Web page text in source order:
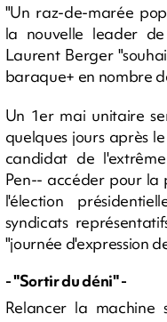
"Un raz-de-marée
la nouvelle leader
Laurent Berger
baraque+ en nombre
Un 1er mai unitaire
quelques jours après
candidat de
Pen-- accéder pour la
l'élection
syndicats
"journée d'expression
- "Sortir du déni" -
Relancer la machine